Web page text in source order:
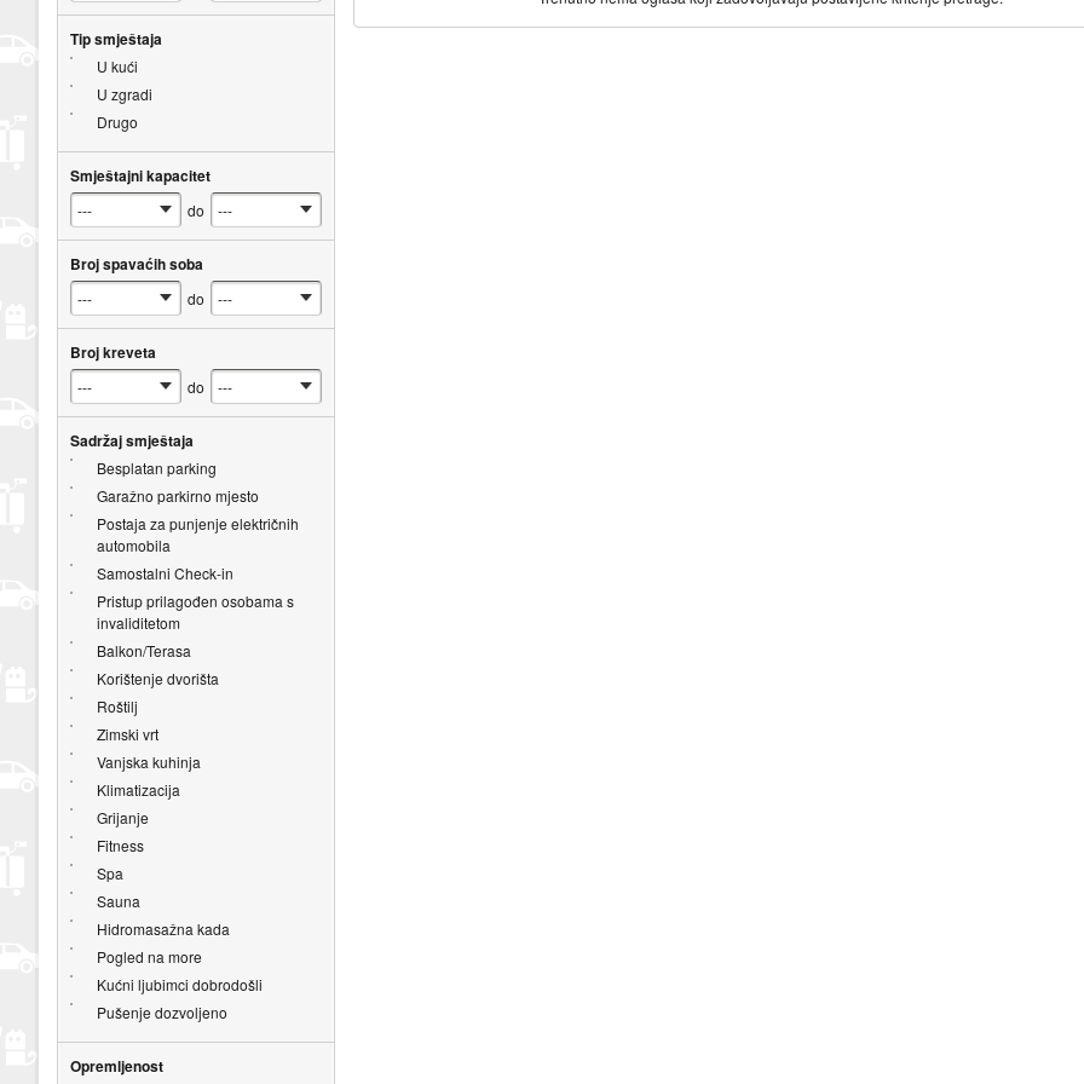
Tip smještaja
U kući
U zgradi
Drugo
Smještajni kapacitet
do
Broj spavaćih soba
do
Broj kreveta
do
Sadržaj smještaja
Besplatan parking
Garažno parkirno mjesto
Postaja za punjenje električnih
automobila
Samostalni Check-in
Pristup prilagođen osobama s
invaliditetom
Balkon/Terasa
Korištenje dvorišta
Roštilj
Zimski vrt
Vanjska kuhinja
Klimatizacija
Grijanje
Fitness
Spa
Sauna
Hidromasažna kada
Pogled na more
Kućni ljubimci dobrodošli
Pušenje dozvoljeno
Opremljenost